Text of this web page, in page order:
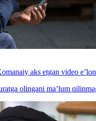
aks etgan video
olingani ma’lum